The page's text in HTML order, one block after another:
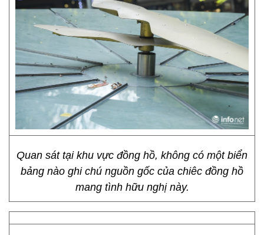
Quan sát tại khu vực đồng hồ, không có một biển
bảng nào ghi chú nguồn gốc của chiêc đồng hồ
mang tình hữu nghị này.